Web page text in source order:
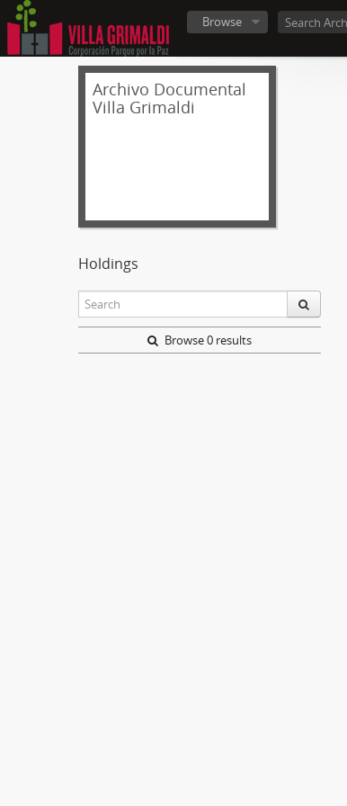
Browse
Archivo Documental
Villa Grimaldi
Holdings
Browse 0 results